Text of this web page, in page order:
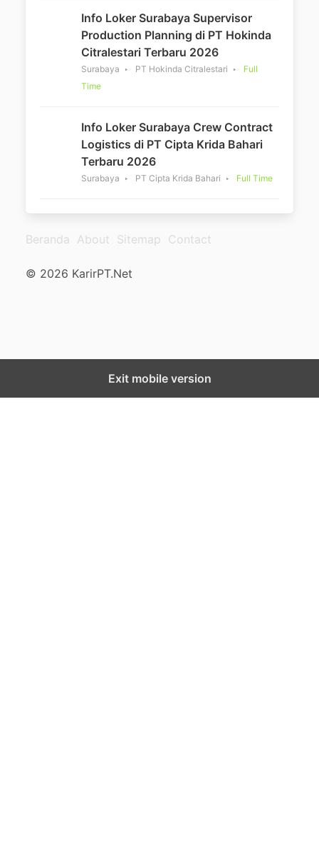
Info Loker Surabaya Supervisor
Production Planning di PT Hokinda
Citralestari Terbaru 2026
Surabaya PT Hokinda Citralestari
Full
Time
Info Loker Surabaya Crew Contract
Logistics di PT Cipta Krida Bahari
Terbaru 2026
Surabaya PT Cipta Krida Bahari Full Time
Beranda About Sitemap Contact
© 2026 KarirPT.Net
Exit mobile version